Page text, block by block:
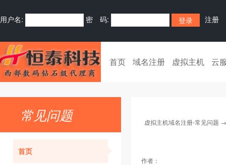
用户名: 密 码: 注册
首页 域名注册 虚拟主机 云
常见问题
首页
虚拟主机域名注册-常见问题
作者：